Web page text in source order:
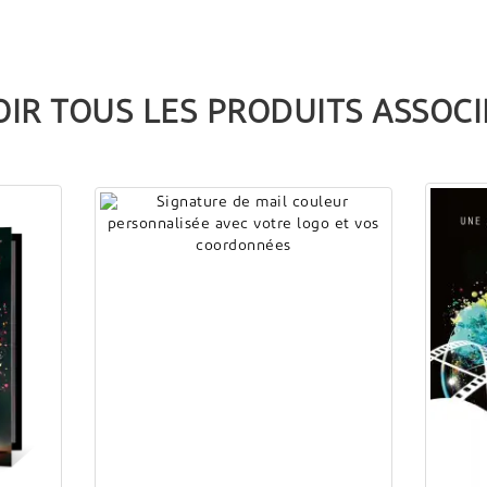
TOUS LES PRODUITS